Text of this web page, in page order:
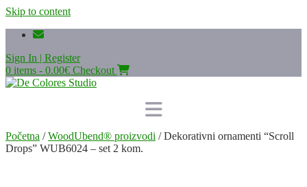
Skip to content
Sign In | Register
0 items - 0.00€ Checkout
Početna /WoodUbend® proizvodi / Dekorativni ornamenti “Scroll
Drops” WUB6024 – set 2 kom.